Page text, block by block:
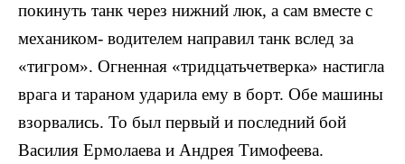
по­кинуть танк через нижний люк, а сам вместе с
механиком- водителем направил танк вслед за
«тигром». Огненная «тридцатьчетверка» настигла
врага и тара­ном ударила ему в борт. Обе машины
взорвались. То был первый и последний бой
Василия Ермолаева и Андрея Тимофеева.